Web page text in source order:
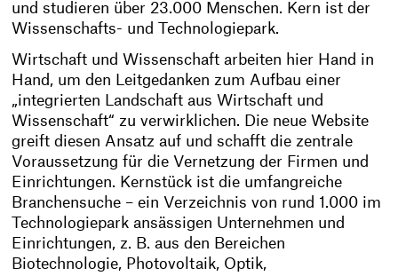
und studieren über 23.000 Menschen. Kern ist der
Wissenschafts- und Technologiepark.
Wirtschaft und Wissenschaft arbeiten hier Hand in
Hand, um den Leitgedanken zum Aufbau einer
„integrierten Landschaft aus Wirtschaft und
Wissenschaft“ zu verwirklichen. Die neue Website
greift diesen Ansatz auf und schafft die zentrale
Voraussetzung für die Vernetzung der Firmen und
Einrichtungen. Kernstück ist die umfangreiche
Branchensuche – ein Verzeichnis von rund 1.000 im
Technologiepark ansässigen Unternehmen und
Einrichtungen, z. B. aus den Bereichen
Biotechnologie, Photovoltaik, Optik,